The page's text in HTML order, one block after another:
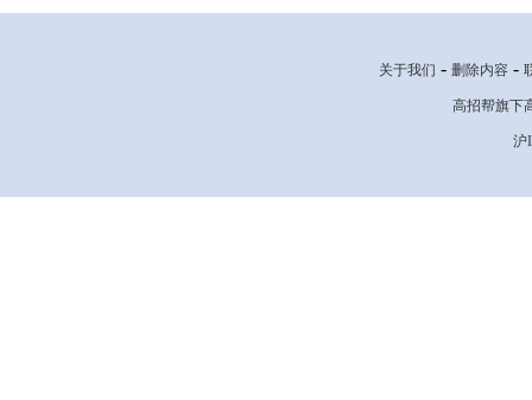
关于我们 -删除内容 -
高招帮旗下
沪